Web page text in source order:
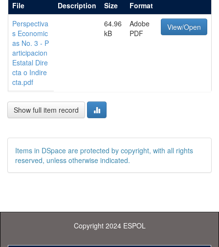
File Description Size
Format
Perspectiva
s Economic
as No. 3 - P
articipacion
Estatal Dire
cta o Indire
cta.pdf
64.96
kB
Adobe
PDF
View/Open
Show full item record
Items in DSpace are protected by copyright, with all rights
reserved, unless otherwise indicated.
Copyright 2024 ESPOL